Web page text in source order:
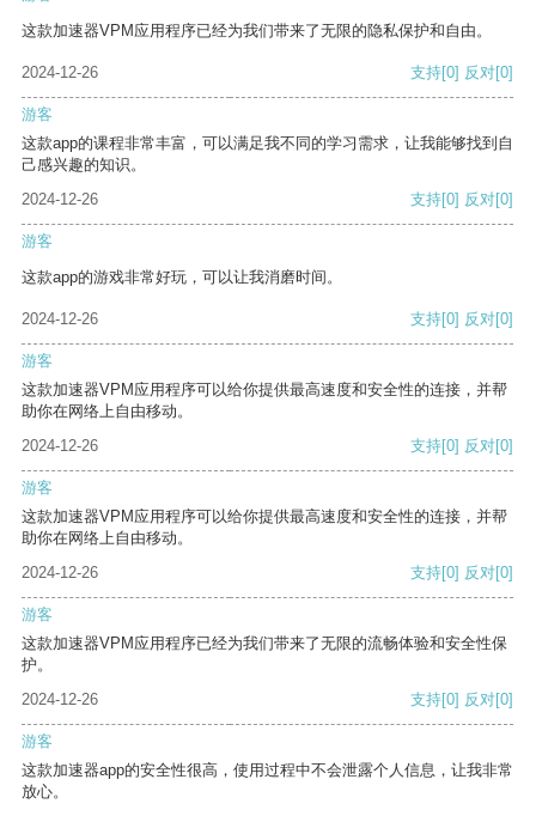
这款加速器VPM应用程序已经为我们带来了无限的隐私保护和自由。
2024-12-26 支持[0] 反对[0]
游客
这款app的课程非常丰富，可以满足我不同的学习需求，让我能够找到自
己感兴趣的知识。
2024-12-26
支持[0] 反对[0]
游客
这款app的游戏非常好玩，可以让我消磨时间。
2024-12-26 支持[0] 反对[0]
游客
这款加速器VPM应用程序可以给你提供最高速度和安全性的连接，并帮
助你在网络上自由移动。
2024-12-26
支持[0] 反对[0]
游客
这款加速器VPM应用程序可以给你提供最高速度和安全性的连接，并帮
助你在网络上自由移动。
2024-12-26
支持[0] 反对[0]
游客
这款加速器VPM应用程序已经为我们带来了无限的流畅体验和安全性保
护。
2024-12-26
支持[0] 反对[0]
游客
这款加速器app的安全性很高，使用过程中不会泄露个人信息，让我非常
放心。